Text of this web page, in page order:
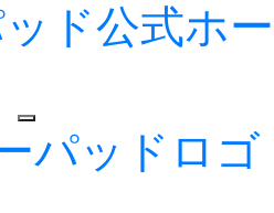
toggle navigation